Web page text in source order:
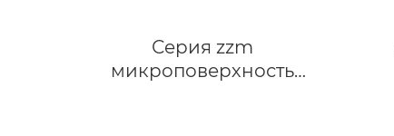
Серия zzm
микроповерхность